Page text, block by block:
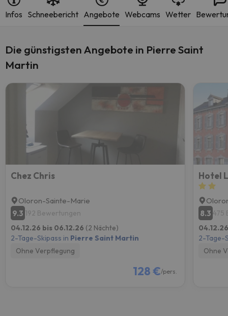
Infos Schneebericht Angebote Webcams Wetter
Die günstigsten Angebote in Pierre Saint
Martin
Chez Chris
Oloron-Sainte-Marie
9.3 192 Bewertungen
04.12.26 bis 06.12.26 (2 Nächte)
2-Tage-Skipass in Pierre Saint Martin
Ohne Verpflegung
128 €/pers.
Hotel
8.3 475
2-Tage-
Ohne